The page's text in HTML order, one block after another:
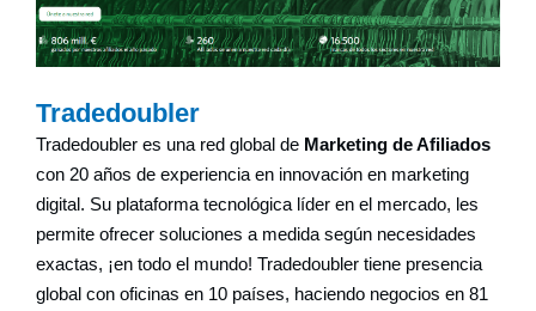
Tradedoubler
Tradedoubler es una red global de Marketing de Afiliados
con 20 años de experiencia en innovación en marketing
digital. Su plataforma tecnológica líder en el mercado, les
permite ofrecer soluciones a medida según necesidades
exactas, ¡en todo el mundo! Tradedoubler tiene presencia
global con oficinas en 10 países, haciendo negocios en 81